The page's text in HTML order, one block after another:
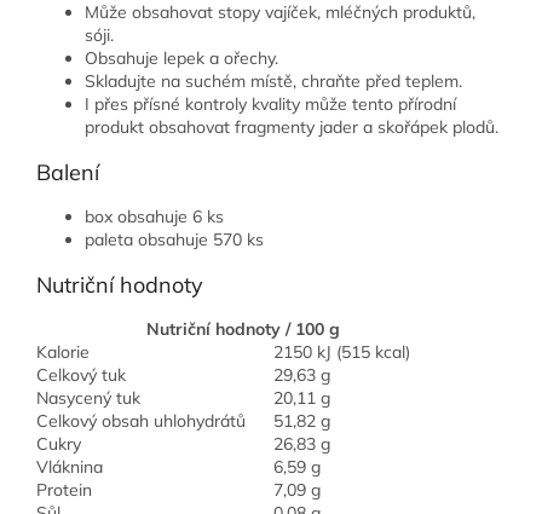
Může obsahovat stopy vajíček, mléčných produktů,
sóji.
Obsahuje lepek a ořechy.
Skladujte na suchém místě, chraňte před teplem.
I přes přísné kontroly kvality může tento přírodní
produkt obsahovat fragmenty jader a skořápek plodů.
Balení
box obsahuje 6 ks
paleta obsahuje 570 ks
Nutriční hodnoty
Nutriční hodnoty / 100 g
Kalorie
2150 kJ (515 kcal)
Celkový tuk
29,63 g
Nasycený tuk
20,11 g
Celkový obsah uhlohydrátů
51,82 g
Cukry
26,83 g
Vláknina
6,59 g
Protein
7,09 g